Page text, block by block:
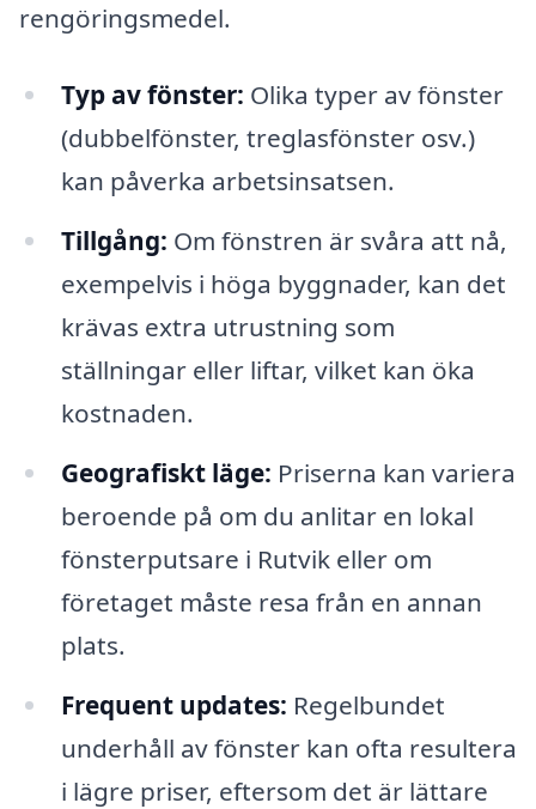
rengöringsmedel.
Typ av fönster: Olika typer av fönster
(dubbelfönster, treglasfönster osv.)
kan påverka arbetsinsatsen.
Tillgång: Om fönstren är svåra att nå,
exempelvis i höga byggnader, kan det
krävas extra utrustning som
ställningar eller liftar, vilket kan öka
kostnaden.
Geografiskt läge: Priserna kan variera
beroende på om du anlitar en lokal
fönsterputsare i Rutvik eller om
företaget måste resa från en annan
plats.
Frequent updates: Regelbundet
underhåll av fönster kan ofta resultera
i lägre priser, eftersom det är lättare